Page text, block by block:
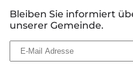
Bleiben Sie informiert
unserer Gemeinde.